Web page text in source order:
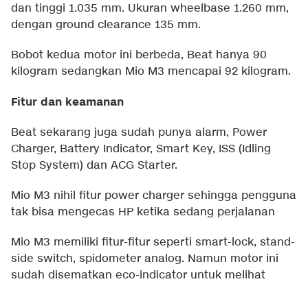
dan tinggi 1.035 mm. Ukuran wheelbase 1.260 mm,
dengan ground clearance 135 mm.
Bobot kedua motor ini berbeda, Beat hanya 90
kilogram sedangkan Mio M3 mencapai 92 kilogram.
Fitur dan keamanan
Beat sekarang juga sudah punya alarm, Power
Charger, Battery Indicator, Smart Key, ISS (Idling
Stop System) dan ACG Starter.
Mio M3 nihil fitur power charger sehingga pengguna
tak bisa mengecas HP ketika sedang perjalanan
Mio M3 memiliki fitur-fitur seperti smart-lock, stand-
side switch, spidometer analog. Namun motor ini
sudah disematkan eco-indicator untuk melihat